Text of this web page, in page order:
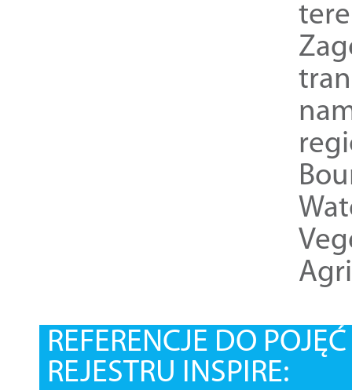
REFERENCJE DO
REJESTRU INSPIRE: